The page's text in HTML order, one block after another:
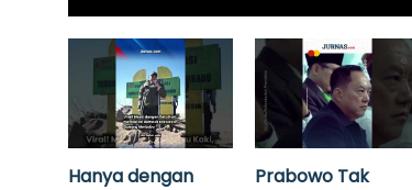
Hanya dengan
Prabowo Tak